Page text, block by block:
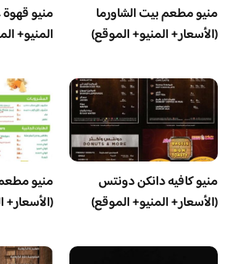
منيو مطعم بيت الشاورما
(الأسعار+ المنيو+ الموقع)
منيو
المنيو+
منيو كافيه دانكن دونتس
(الأسعار+ المنيو+ الموقع)
منيو
(الأسعار+